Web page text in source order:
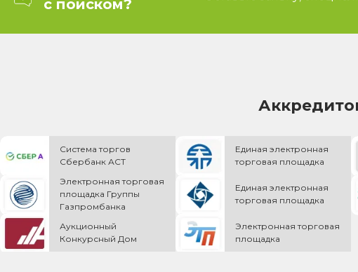
с поиском?
Система торгов
Сбербанк АСТ
Единая электронная
торговая площадка
Электронная торговая
площадка Группы
Газпромбанка
Единая электронная
торговая площадка
Аукционный
Конкурсный Дом
Электронная торговая
площадка